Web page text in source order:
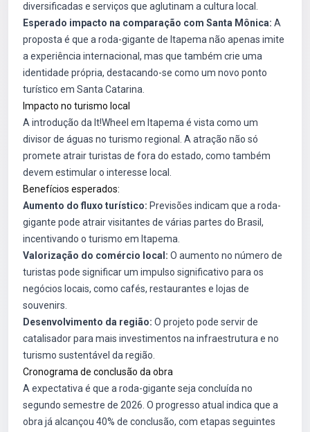
diversificadas e serviços que aglutinam a cultura local.
Esperado impacto na comparação com Santa Mônica: A
proposta é que a roda-gigante de Itapema não apenas imite
a experiência internacional, mas que também crie uma
identidade própria, destacando-se como um novo ponto
turístico em Santa Catarina.
Impacto no turismo local
A introdução da It!Wheel em Itapema é vista como um
divisor de águas no turismo regional. A atração não só
promete atrair turistas de fora do estado, como também
devem estimular o interesse local.
Benefícios esperados:
Aumento do fluxo turístico: Previsões indicam que a roda-
gigante pode atrair visitantes de várias partes do Brasil,
incentivando o turismo em Itapema.
Valorização do comércio local: O aumento no número de
turistas pode significar um impulso significativo para os
negócios locais, como cafés, restaurantes e lojas de
souvenirs.
Desenvolvimento da região: O projeto pode servir de
catalisador para mais investimentos na infraestrutura e no
turismo sustentável da região.
Cronograma de conclusão da obra
A expectativa é que a roda-gigante seja concluída no
segundo semestre de 2026. O progresso atual indica que a
obra já alcançou 40% de conclusão, com etapas seguintes